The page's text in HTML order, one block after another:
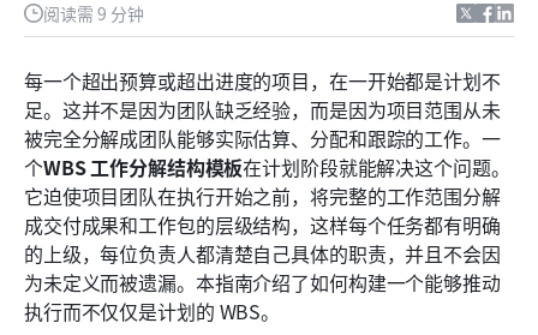
阅读需 9 分钟
每一个超出预算或超出进度的项目，在一开始都是计划不
足。这并不是因为团队缺乏经验，而是因为项目范围从未
被完全分解成团队能够实际估算、分配和跟踪的工作。一
个WBS 工作分解结构模板在计划阶段就能解决这个问题。
它迫使项目团队在执行开始之前，将完整的工作范围分解
成交付成果和工作包的层级结构，这样每个任务都有明确
的上级，每位负责人都清楚自己具体的职责，并且不会因
为未定义而被遗漏。本指南介绍了如何构建一个能够推动
执行而不仅仅是计划的 WBS。
标准工作分解结构模板的核心组成部分
热门WBS工作分解结构模板
现代选择：Lark如何在模板之外提升WBS执行
结论
常见问题
相关阅读